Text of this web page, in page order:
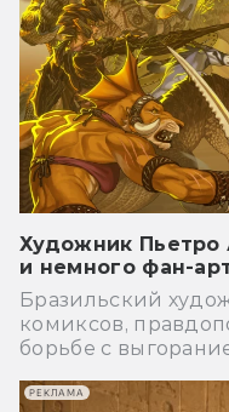
Художник Пьетро
и немного фан-
Бразильский
комиксов,
борьбе с
РЕКЛАМА